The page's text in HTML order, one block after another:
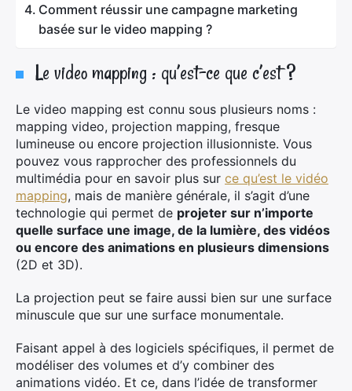
Comment réussir une campagne marketing
basée sur le video mapping ?
Le video mapping : qu’est-ce que c’est ?
Le video mapping est connu sous plusieurs noms :
mapping video, projection mapping, fresque
lumineuse ou encore projection illusionniste. Vous
pouvez vous rapprocher des professionnels du
multimédia pour en savoir plus sur ce qu’est le vidéo
mapping, mais de manière générale, il s’agit d’une
technologie qui permet de projeter sur n’importe
quelle surface une image, de la lumière, des vidéos
ou encore des animations en plusieurs dimensions
(2D et 3D).
La projection peut se faire aussi bien sur une surface
minuscule que sur une surface monumentale.
Faisant appel à des logiciels spécifiques, il permet de
modéliser des volumes et d’y combiner des
animations vidéo. Et ce, dans l’idée de transformer